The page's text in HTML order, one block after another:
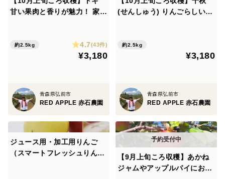
甘い果肉と香りが魅力！ 家庭
約2.5kg 4.7(43件)
¥3,180
青森県弘前市
RED APPLE 赤石農園
(せんしゅう) りんごらしい甘
約2.5kg
¥3,180
青森県弘前市
RED APPLE 赤石農園
ジュース用・加工用りんご
（スマートフレッシュりん
【9月上旬ころ収穫】あかね
ジャムやアップルパイにおす